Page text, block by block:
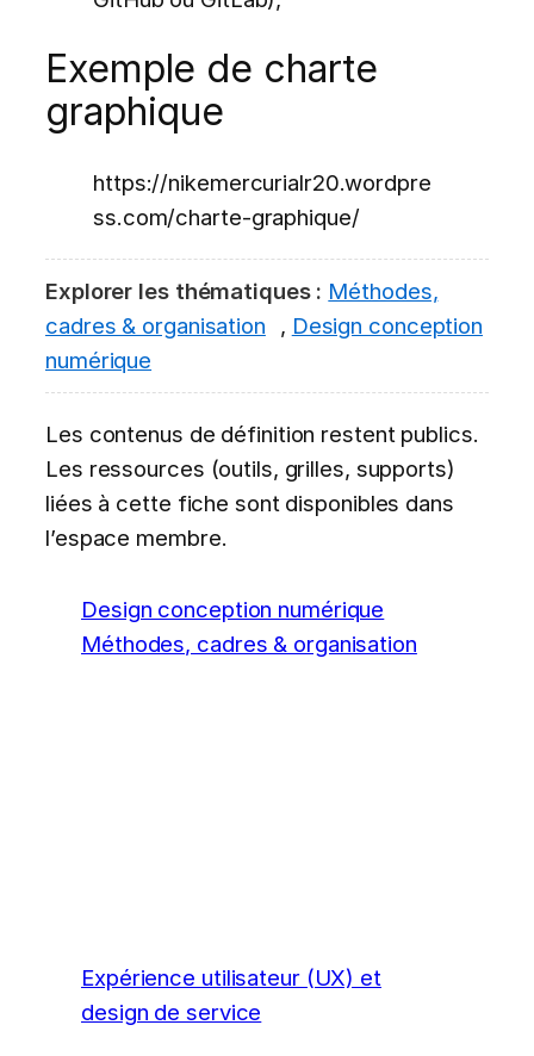
Exemple de charte
graphique
https://nikemercurialr20.wordpre
ss.com/charte-graphique/
Explorer les thématiques : Méthodes,
cadres & organisation
, Design conception
numérique
Les contenus de définition restent publics.
Les ressources (outils, grilles, supports)
liées à cette fiche sont disponibles dans
l’espace membre.
Design conception numérique
Méthodes, cadres & organisation
Expérience utilisateur (UX) et
design de service